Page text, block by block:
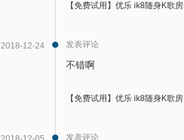
【免费试用】优乐 ik8随身K歌房
2018-12-24 发表评论
不错啊
【免费试用】优乐 ik8随身K歌房
发表评论